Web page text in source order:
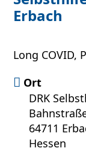
Erbach
Long COVID,
Ort
DRK
64711
Hessen